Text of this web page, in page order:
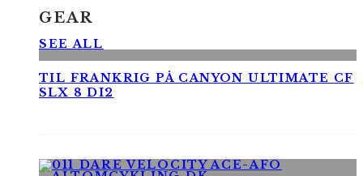
GEAR
SEE ALL
TIL FRANKRIG PÅ CANYON ULTIMATE CF
SLX 8 DI2